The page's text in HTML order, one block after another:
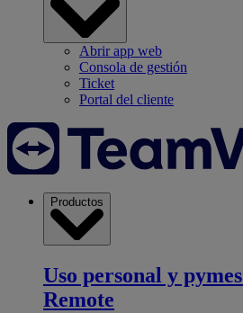
Abrir app web
Consola de gestión
Ticket
Portal del cliente
Productos
Uso personal y pymes
Remote